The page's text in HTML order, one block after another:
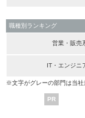
職種別ランキング
営業・販売
IT・エンジニ
※文字がグレーの部門は当社
PR